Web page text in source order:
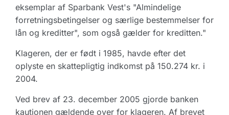
eksemplar af Sparbank Vest's "Almindelige
forretningsbetingelser og særlige bestemmelser for
lån og kreditter", som også gælder for kreditten."
Klageren, der er født i 1985, havde efter det
oplyste en skattepligtig indkomst på 150.274 kr. i
2004.
Ved brev af 23. december 2005 gjorde banken
kautionen gældende over for klageren. Af brevet